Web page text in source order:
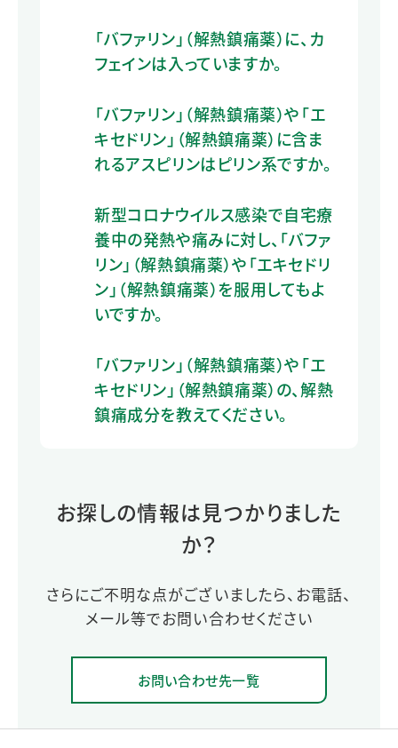
「バファリン」（解熱鎮痛薬）に、カ
フェインは入っていますか。
「バファリン」（解熱鎮痛薬）や「エ
キセドリン」（解熱鎮痛薬）に含ま
れるアスピリンはピリン系ですか。
新型コロナウイルス感染で自宅療
養中の発熱や痛みに対し、「バファ
リン」（解熱鎮痛薬）や「エキセドリ
ン」（解熱鎮痛薬）を服用してもよ
いですか。
「バファリン」（解熱鎮痛薬）や「エ
キセドリン」（解熱鎮痛薬）の、解熱
鎮痛成分を教えてください。
お探しの情報は見つかりました
か？
さらにご不明な点がございましたら、お電話、
メール等でお問い合わせください
お問い合わせ先一覧